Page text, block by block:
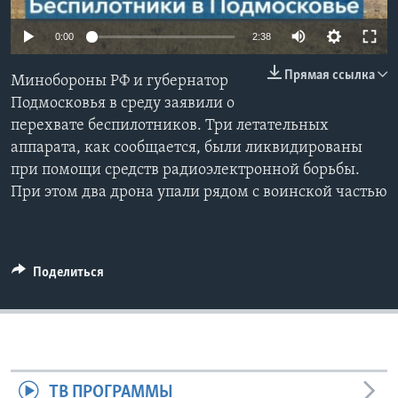
Learning English
СОЦИАЛЬНЫЕ СЕТИ
Языки
0:00 2:38
Прямая ссылка
Минобороны РФ и губернатор
Подмосковья в среду заявили о
перехвате беспилотников. Три летательных
аппарата, как сообщается, были ликвидированы
при помощи средств радиоэлектронной борьбы.
При этом два дрона упали рядом с воинской частью
Поделиться
ТВ ПРОГРАММЫ